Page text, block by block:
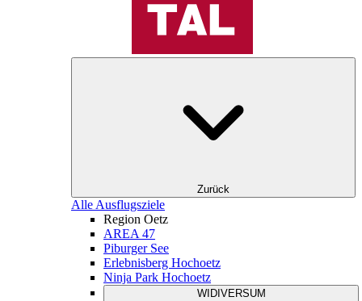
Zurück
Alle Ausflugsziele
Region Oetz
AREA 47
Piburger See
Erlebnisberg Hochoetz
Ninja Park Hochoetz
WIDIVERSUM